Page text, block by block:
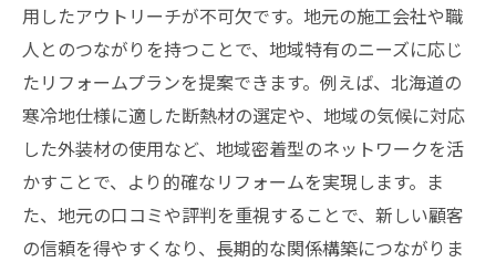
用したアウトリーチが不可欠です。地元の施工会社や職
人とのつながりを持つことで、地域特有のニーズに応じ
たリフォームプランを提案できます。例えば、北海道の
寒冷地仕様に適した断熱材の選定や、地域の気候に対応
した外装材の使用など、地域密着型のネットワークを活
かすことで、より的確なリフォームを実現します。ま
た、地元の口コミや評判を重視することで、新しい顧客
の信頼を得やすくなり、長期的な関係構築につながりま